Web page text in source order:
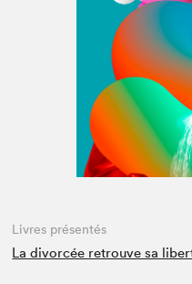
Espace médias
Livres présentés
La divorcée retrouve sa